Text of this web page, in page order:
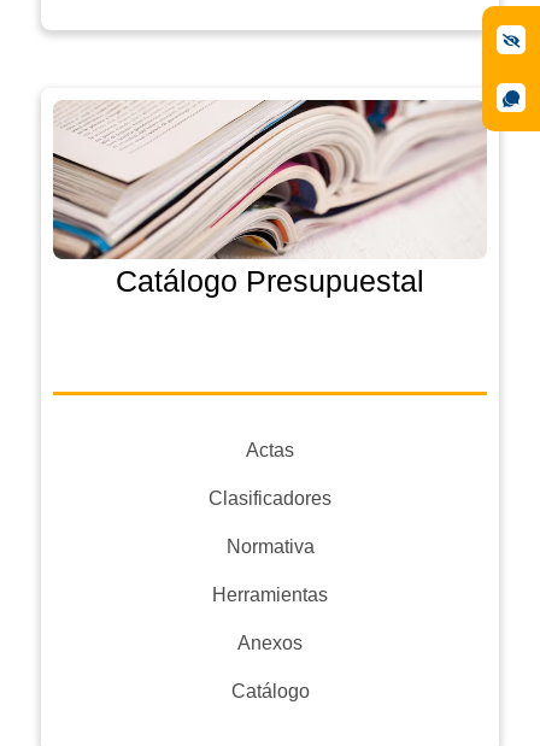
Catálogo Presupuestal
Actas
Clasificadores
Normativa
Herramientas
Anexos
Catálogo